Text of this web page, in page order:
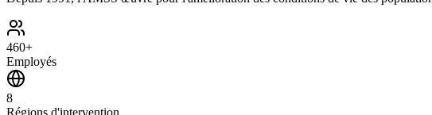
460+
Employés
8
Régions d'intervention